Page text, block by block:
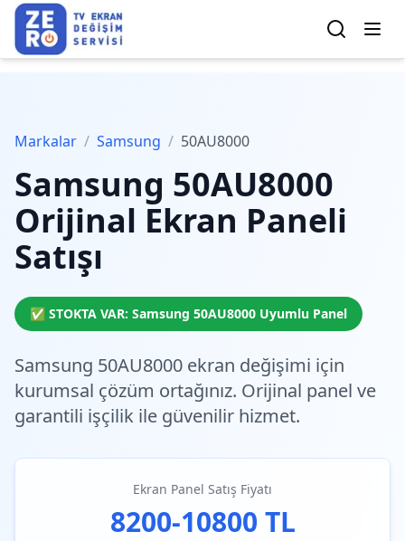
Markalar / Samsung / 50AU8000
Samsung 50AU8000
Orijinal Ekran Paneli
Satışı
✅ STOKTA VAR: Samsung 50AU8000 Uyumlu Panel
Samsung 50AU8000 ekran değişimi için
kurumsal çözüm ortağınız. Orijinal panel ve
garantili işçilik ile güvenilir hizmet.
Ekran Panel Satış Fiyatı
8200-10800 TL